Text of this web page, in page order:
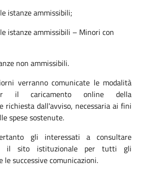
istanze ammissibili;
istanze ammissibili – Minori con
non ammissibili.
verranno comunicate le modalità
il caricamento online della
richiesta dall'avviso, necessaria ai fini
spese sostenute.
gli interessati a consultare
il sito istituzionale per tutti gli
le successive comunicazioni.